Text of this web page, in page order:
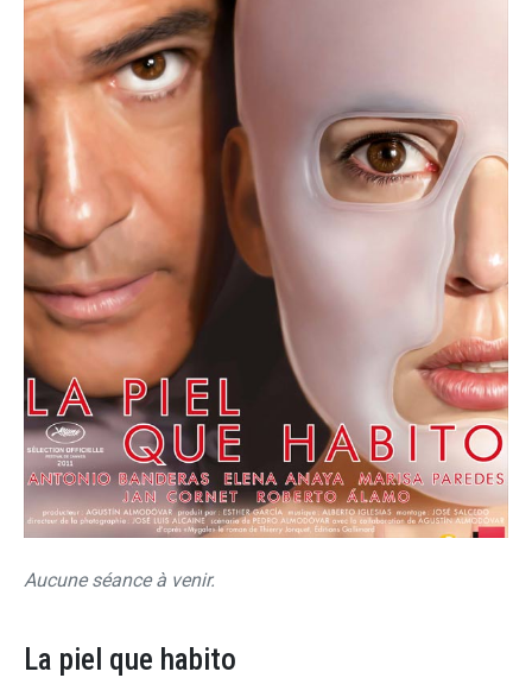
Aucune séance à venir.
La piel que habito